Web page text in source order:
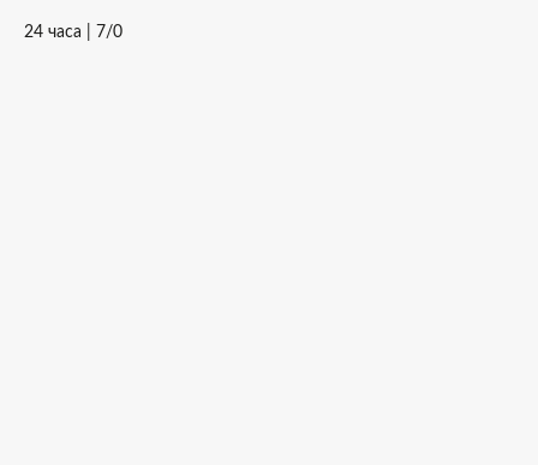
24 часа | 7/0